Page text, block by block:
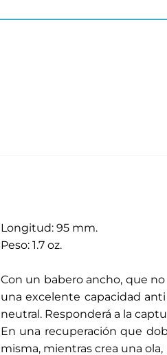
Longitud: 95 mm.
Peso: 1.7 oz.
Con un babero ancho, que
una excelente capacidad
neutral. Responderá a la
En una recuperación que
misma, mientras crea una